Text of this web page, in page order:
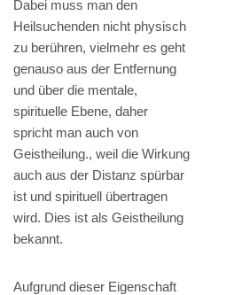
Dabei muss man den
Heilsuchenden nicht physisch
zu berühren, vielmehr es geht
genauso aus der Entfernung
und über die mentale,
spirituelle Ebene, daher
spricht man auch von
Geistheilung., weil die Wirkung
auch aus der Distanz spürbar
ist und spirituell übertragen
wird. Dies ist als Geistheilung
bekannt.
Aufgrund dieser Eigenschaft